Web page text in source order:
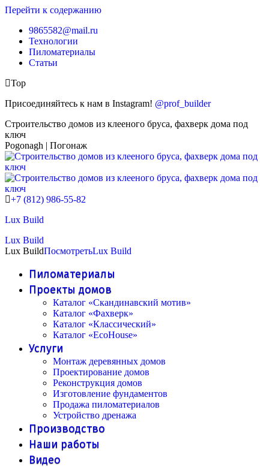
Перейти к содержанию
9865582@mail.ru
Технологии
Пиломатериалы
Статьи
Top
Присоединяйтесь к нам в Instagram! @prof_builder
Строительство домов из клееного бруса, фахверк дома под
ключ
Pogonagh | Погонаж
+7 (812) 986-55-82
Lux Build
Lux Build
Lux BuildПосмотретьLux Build
Пиломатериалы
Проекты домов
Каталог «Скандинавский мотив»
Каталог «Фахверк»
Каталог «Классический»
Каталог «EcoHouse»
Услуги
Монтаж деревянных домов
Проектирование домов
Реконструкция домов
Изготовление фундаментов
Продажа пиломатериалов
Устройство дренажа
Производство
Наши работы
Видео